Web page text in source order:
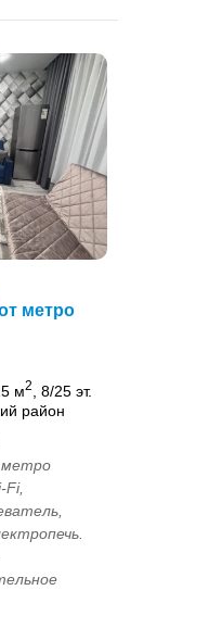
метро
м2
, 8/25 эт.
район
метро
Fi,